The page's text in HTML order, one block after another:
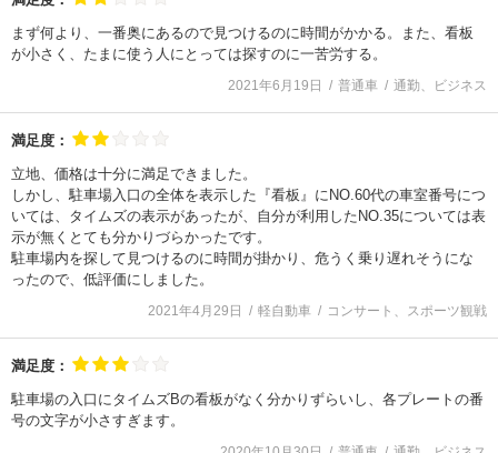
まず何より、一番奥にあるので見つけるのに時間がかかる。また、看板
が小さく、たまに使う人にとっては探すのに一苦労する。
2021年6月19日 普通車 通勤、ビジネス
満足度：
立地、価格は十分に満足できました。
しかし、駐車場入口の全体を表示した『看板』にNO.60代の車室番号につ
いては、タイムズの表示があったが、自分が利用したNO.35については表
示が無くとても分かりづらかったです。
駐車場内を探して見つけるのに時間が掛かり、危うく乗り遅れそうにな
ったので、低評価にしました。
2021年4月29日 軽自動車 コンサート、スポーツ観戦
満足度：
駐車場の入口にタイムズBの看板がなく分かりずらいし、各プレートの番
号の文字が小さすぎます。